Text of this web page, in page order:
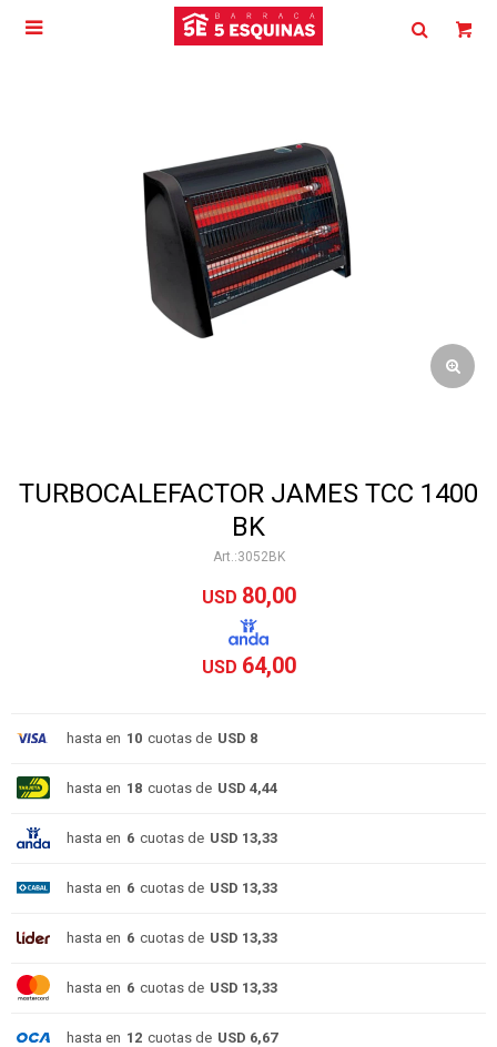

TURBOCALEFACTOR JAMES TCC 1400
BK
3052BK
USD 80,00
USD 64,00
hasta en 10 cuotas de USD 8
hasta en 18 cuotas de USD 4,44
hasta en 6 cuotas de USD 13,33
hasta en 6 cuotas de USD 13,33
hasta en 6 cuotas de USD 13,33
hasta en 6 cuotas de USD 13,33
hasta en 12 cuotas de USD 6,67